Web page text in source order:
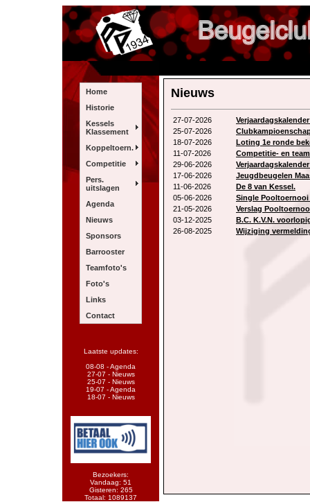
Home
Historie
Kessels
Klassement
Koppeltoern.
Competitie
Pers.
uitslagen
Agenda
Nieuws
Sponsors
Barrooster
Teamfoto's
Foto's
Links
Contact
Laatste updates:
08-08 - Agenda
27-07 - Nieuws
25-07 - Nieuws
19-07 - Agenda
18-07 - Nieuws
Bezoekers:
Vandaag: 51
Gisteren: 265
Totaal: 1089137
Nieuws
27-07-2026
25-07-2026
18-07-2026
Loting 1e ronde
11-07-2026
Competitie- en
29-06-2026
17-06-2026
Jeugdbeugelen
11-06-2026
De 8 van Kessel.
05-06-2026
Single Pooltoernooi
21-05-2026
Verslag
03-12-2025
B.C. K.V.N.
26-08-2025
Wijziging